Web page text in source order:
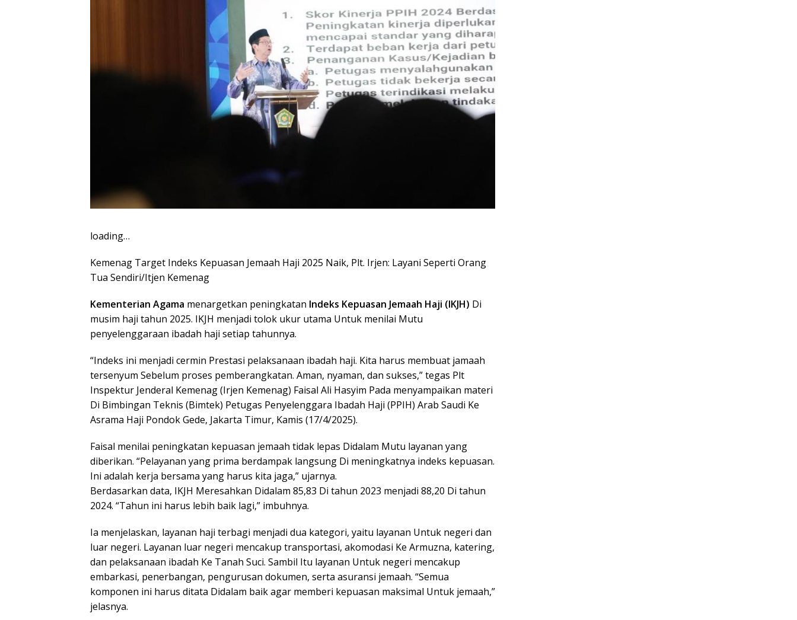
loading…
Kemenag Target Indeks Kepuasan Jemaah Haji 2025 Naik, Plt. Irjen: Layani Seperti Orang
Tua Sendiri/Itjen Kemenag
Kementerian Agama menargetkan peningkatan Indeks Kepuasan Jemaah Haji (IKJH) Di
musim haji tahun 2025. IKJH menjadi tolok ukur utama Untuk menilai Mutu
penyelenggaraan ibadah haji setiap tahunnya.
“Indeks ini menjadi cermin Prestasi pelaksanaan ibadah haji. Kita harus membuat jamaah
tersenyum Sebelum proses pemberangkatan. Aman, nyaman, dan sukses,” tegas Plt
Inspektur Jenderal Kemenag (Irjen Kemenag) Faisal Ali Hasyim Pada menyampaikan materi
Di Bimbingan Teknis (Bimtek) Petugas Penyelenggara Ibadah Haji (PPIH) Arab Saudi Ke
Asrama Haji Pondok Gede, Jakarta Timur, Kamis (17/4/2025).
Faisal menilai peningkatan kepuasan jemaah tidak lepas Didalam Mutu layanan yang
diberikan. “Pelayanan yang prima berdampak langsung Di meningkatnya indeks kepuasan.
Ini adalah kerja bersama yang harus kita jaga,” ujarnya.
Berdasarkan data, IKJH Meresahkan Didalam 85,83 Di tahun 2023 menjadi 88,20 Di tahun
2024. “Tahun ini harus lebih baik lagi,” imbuhnya.
Ia menjelaskan, layanan haji terbagi menjadi dua kategori, yaitu layanan Untuk negeri dan
luar negeri. Layanan luar negeri mencakup transportasi, akomodasi Ke Armuzna, katering,
dan pelaksanaan ibadah Ke Tanah Suci. Sambil Itu layanan Untuk negeri mencakup
embarkasi, penerbangan, pengurusan dokumen, serta asuransi jemaah. “Semua
komponen ini harus ditata Didalam baik agar memberi kepuasan maksimal Untuk jemaah,”
jelasnya.